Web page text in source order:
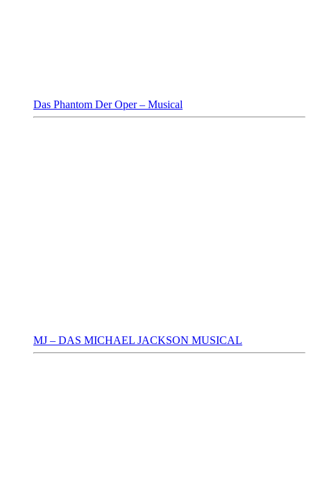
Das Phantom Der Oper – Musical
MJ – DAS MICHAEL JACKSON MUSICAL